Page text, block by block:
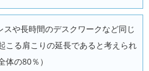
や長時間のデスクワークなど同じ
こる肩こりの延長であると考えられ
80％）